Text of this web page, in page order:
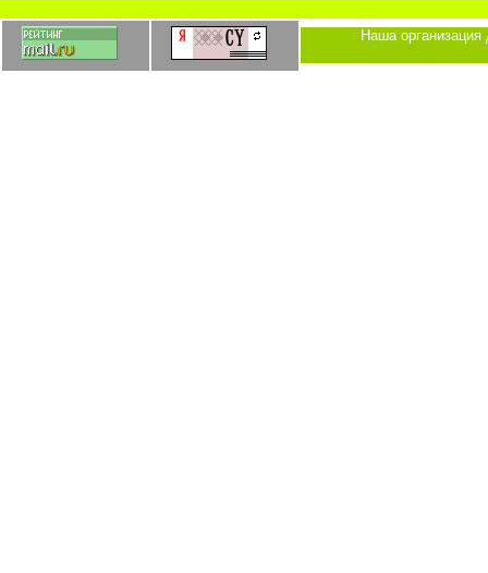
Наша